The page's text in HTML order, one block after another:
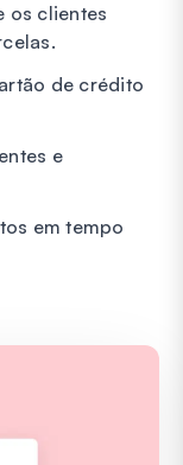
os clientes
de crédito
e
em tempo